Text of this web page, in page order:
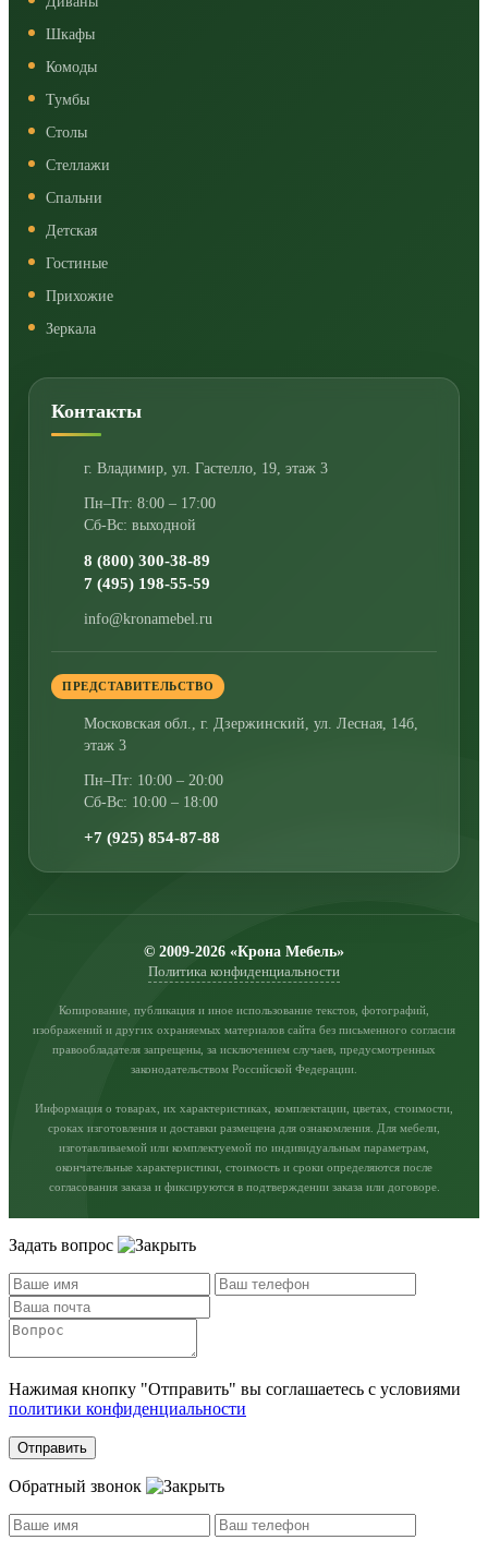
Шкафы
Комоды
Тумбы
Столы
Стеллажи
Спальни
Детская
Гостиные
Прихожие
Зеркала
Контакты
г. Владимир ул. Гастелло, 19, этаж 3
Пн–Пт: 8:00 – 17:00
Сб-Вс: выходной
8 (800) 300-38-89
7 (495) 198-55-59
info@kronamebel.ru
ПРЕДСТАВИТЕЛЬСТВО
Московская обл., г. Дзержинский ул. Лесная, 14б,
этаж 3
Пн–Пт: 10:00 – 20:00
Сб-Вс: 10:00 – 18:00
+7 (925) 854-87-88
© 2009-2026 «Крона Мебель»
Политика конфиденциальности
Копирование, публикация и иное использование текстов, фотографий,
изображений и других охраняемых материалов сайта без письменного согласия
правообладателя запрещены, за исключением случаев, предусмотренных
законодательством Российской Федерации.
Информация о товарах, их характеристиках, комплектации, цветах, стоимости,
сроках изготовления и доставки размещена для ознакомления. Для мебели,
изготавливаемой или комплектуемой по индивидуальным параметрам,
окончательные характеристики, стоимость и сроки определяются после
согласования заказа и фиксируются в подтверждении заказа или договоре.
Задать вопрос
Нажимая кнопку "Отправить" вы соглашаетесь с условиями
политики конфиденциальности
Отправить
Обратный звонок